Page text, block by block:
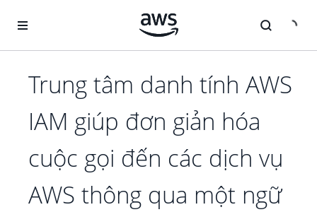
Trung tâm danh tính AWS
IAM giúp đơn giản hóa
cuộc gọi đến các dịch vụ
AWS thông qua một ngữ